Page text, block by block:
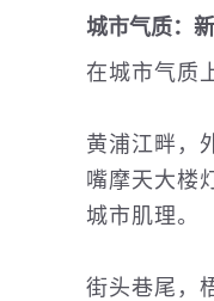
城市气质：
在城市气质
黄浦江畔，
嘴摩天大楼
城市肌理。
街头巷尾，